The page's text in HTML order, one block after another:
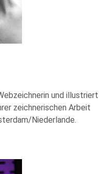
und illustriert
zeichnerischen Arbeit
Niederlande.